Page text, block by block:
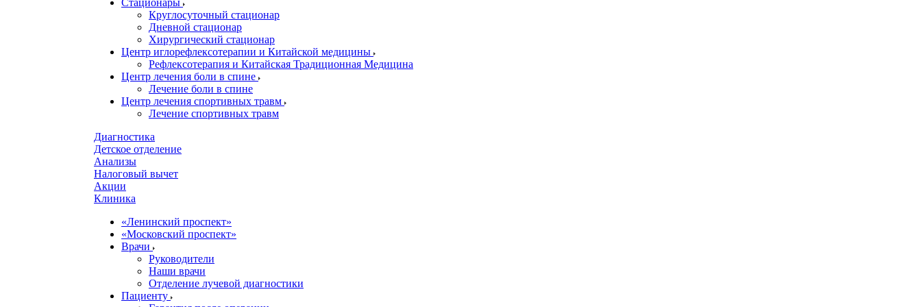
Стационары
Круглосуточный стационар
Дневной стационар
Хирургический стационар
Центр иглорефлексотерапии и Китайской медицины
Рефлексотерапия и Китайская Традиционная Медицина
Центр лечения боли в спине
Лечение боли в спине
Центр лечения спортивных травм
Лечение спортивных травм
Диагностика
Детское отделение
Анализы
Налоговый вычет
Акции
Клиника
«Ленинский проспект»
«Московский проспект»
Врачи
Руководители
Наши врачи
Отделение лучевой диагностики
Пациенту